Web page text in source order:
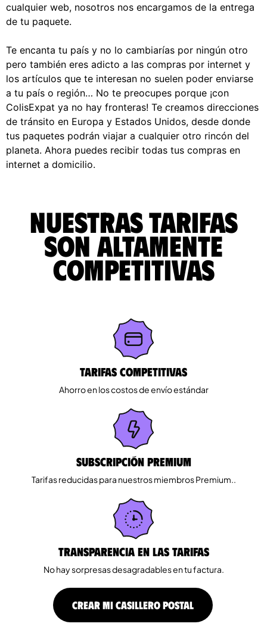
cualquier web, nosotros nos encargamos de la entrega
de tu paquete.
Te encanta tu país y no lo cambiarías por ningún otro
pero también eres adicto a las compras por internet y
los artículos que te interesan no suelen poder enviarse
a tu país o región… No te preocupes porque ¡con
ColisExpat ya no hay fronteras! Te creamos direcciones
de tránsito en Europa y Estados Unidos, desde donde
tus paquetes podrán viajar a cualquier otro rincón del
planeta. Ahora puedes recibir todas tus compras en
internet a domicilio.
Nuestras tarifas
son altamente
competitivas
Tarifas competitivas
Ahorro en los costos de envío estándar
Subscripción Premium
Tarifas reducidas para nuestros miembros Premium..
Transparencia en las tarifas
No hay sorpresas desagradables en tu factura.
CREAR MI CASILLERO POSTAL